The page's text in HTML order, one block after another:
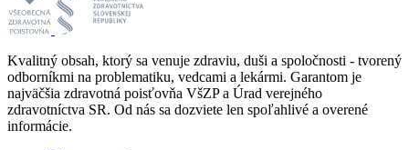
Kvalitný obsah, ktorý sa venuje zdraviu, duši a spoločnosti - tvorený
odborníkmi na problematiku, vedcami a lekármi. Garantom je
najväčšia zdravotná poisťovňa VšZP a Úrad verejného
zdravotníctva SR. Od nás sa dozviete len spoľahlivé a overené
informácie.